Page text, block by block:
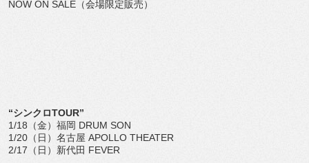
NOW ON SALE（会場限定販売）
“シンクロTOUR”
1/18（金）福岡 DRUM SON
1/20（日）名古屋 APOLLO THEATER
2/17（日）新代田 FEVER